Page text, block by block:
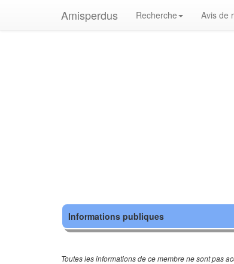
Amisperdus Recherche Avis de
Informations publiques
Toutes les informations de ce membre ne sont pas